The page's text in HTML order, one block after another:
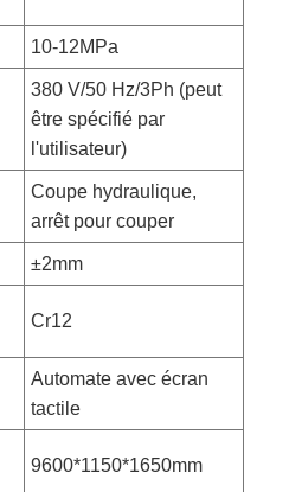
10-12MPa
380 V/50 Hz/3Ph (peut
être spécifié par
l'utilisateur)
Coupe hydraulique,
arrêt pour couper
±2mm
Cr12
Automate avec écran
tactile
9600*1150*1650mm